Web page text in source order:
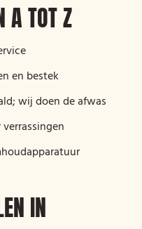
A TOT Z
en bestek
wij doen de afwas
IN